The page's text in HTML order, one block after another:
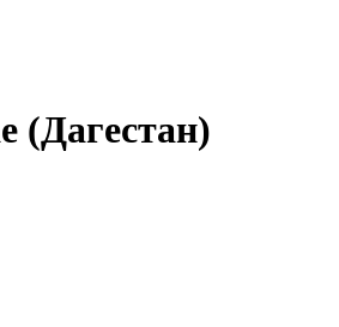
(Дагестан)